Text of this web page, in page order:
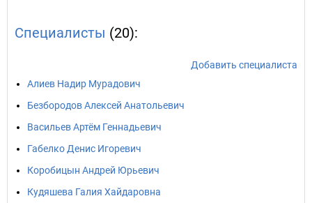
Специалисты (20):
Добавить специалиста
Алиев Надир Мурадович
Безбородов Алексей Анатольевич
Васильев Артём Геннадьевич
Габелко Денис Игоревич
Коробицын Андрей Юрьевич
Кудяшева Галия Хайдаровна